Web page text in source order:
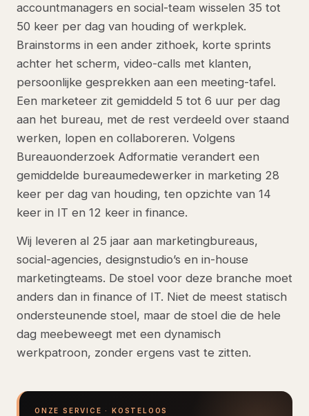
accountmanagers en social-team wisselen 35 tot
50 keer per dag van houding of werkplek.
Brainstorms in een ander zithoek, korte sprints
achter het scherm, video-calls met klanten,
persoonlijke gesprekken aan een meeting-tafel.
Een marketeer zit gemiddeld 5 tot 6 uur per dag
aan het bureau, met de rest verdeeld over staand
werken, lopen en collaboreren. Volgens
Bureauonderzoek Adformatie verandert een
gemiddelde bureaumedewerker in marketing 28
keer per dag van houding, ten opzichte van 14
keer in IT en 12 keer in finance.
Wij leveren al 25 jaar aan marketingbureaus,
social-agencies, designstudio’s en in-house
marketingteams. De stoel voor deze branche moet
anders dan in finance of IT. Niet de meest statisch
ondersteunende stoel, maar de stoel die de hele
dag meebeweegt met een dynamisch
werkpatroon, zonder ergens vast te zitten.
ONZE SERVICE · KOSTELOOS